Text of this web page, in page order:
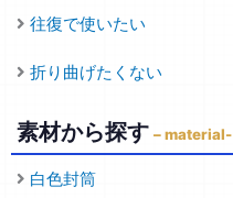
往復で使いたい
折り曲げたくない
素材から探す – material-
白色封筒